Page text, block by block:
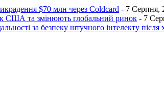
$70 млн через Coldcard - 7 Серпня,
США та змінюють глобальний ринок - 7
за безпеку штучного інтелекту після